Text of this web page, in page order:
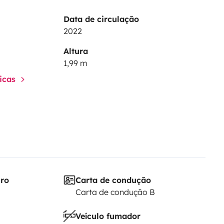
Data de circulação
2022
Altura
1,99 m
Carta de condução
Carta de condução B
Veículo fumador